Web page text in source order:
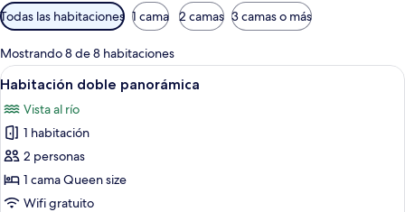
Filtros
disponibles
para
las
habitaciones
Todas las habitaciones 1 cama 2 camas 3 camas o más
Mostrando 8 de 8 habitaciones
Abrir
todas
las
fotos
de
Habitación
doble
Cortinas blackout, tabla de planchar
5
Habitación doble panorámica
Vista al río
1 habitación
2 personas
1 cama Queen size
Wifi gratuito